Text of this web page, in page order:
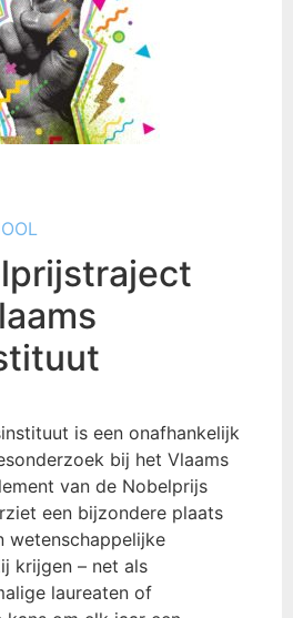
is een onafhankelijk
bij het Vlaams
van de Nobelprijs
een bijzondere plaats
wetenschappelijke
krijgen – net als
laureaten of